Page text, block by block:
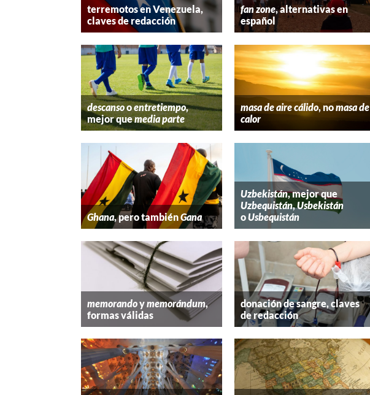
terremotos en Venezuela,
claves de redacción
fan zone, alternativas en
español
descansooentretiempo,
mejor quemedia parte
masa de aire cálido, nomasa de
calor
Ghana, pero tambiénGana
Uzbekistán, mejor que
Uzbequistán,Usbekistán
oUsbequistán
memorandoymemorándum,
formas válidas
donación de sangre, claves
de redacción